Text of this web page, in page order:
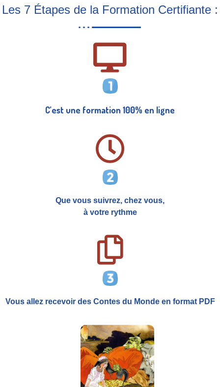
Les 7 Étapes de la Formation Certifiante :
C’est une formation 100% en ligne
Que vous suivrez, chez vous,
à votre rythme
Vous allez recevoir des Contes du Monde en format PDF